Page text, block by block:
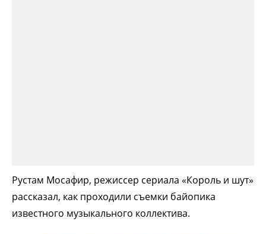
Рустам Мосафир, режиссер сериала «Король и шут»
рассказал, как проходили съемки байопика
известного музыкального коллектива.